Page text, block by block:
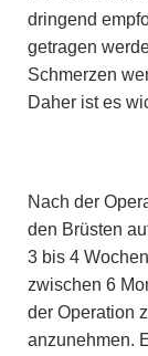
dringend
getragen
Schmerzen
Daher ist es
Nach der
den Brüsten
3 bis 4
zwischen 6
der Operation
anzunehmen.